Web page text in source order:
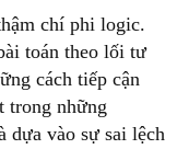
chí phi logic.
toán theo lối tư
cách tiếp cận
trong những
dựa vào sự sai lệch